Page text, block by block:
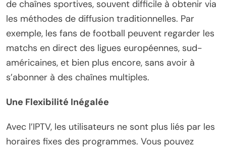
de chaînes sportives, souvent difficile à obtenir via
les méthodes de diffusion traditionnelles. Par
exemple, les fans de football peuvent regarder les
matchs en direct des ligues européennes, sud-
américaines, et bien plus encore, sans avoir à
s’abonner à des chaînes multiples.
Une Flexibilité Inégalée
Avec l’IPTV, les utilisateurs ne sont plus liés par les
horaires fixes des programmes. Vous pouvez